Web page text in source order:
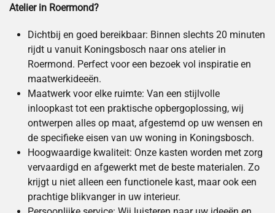
Atelier in Roermond?
Dichtbij en goed bereikbaar: Binnen slechts 20 minuten
rijdt u vanuit Koningsbosch naar ons atelier in
Roermond. Perfect voor een bezoek vol inspiratie en
maatwerkideeën.
Maatwerk voor elke ruimte: Van een stijlvolle
inloopkast tot een praktische opbergoplossing, wij
ontwerpen alles op maat, afgestemd op uw wensen en
de specifieke eisen van uw woning in Koningsbosch.
Hoogwaardige kwaliteit: Onze kasten worden met zorg
vervaardigd en afgewerkt met de beste materialen. Zo
krijgt u niet alleen een functionele kast, maar ook een
prachtige blikvanger in uw interieur.